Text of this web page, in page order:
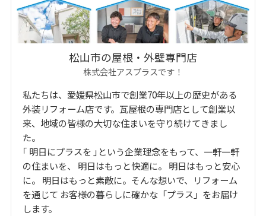
松山市の屋根・外壁専門店
株式会社アスプラスです！
私たちは、愛媛県松山市で創業70年以上の歴史がある
外装リフォーム店です。瓦屋根の専門店として創業以
来、地域の皆様の大切な住まいを守り続けてきまし
た。
｢ 明日にプラスを ｣という企業理念をもって、一軒一軒
の住まいを、 明日はもっと快適に。 明日はもっと安心
に。 明日はもっと素敵に。そんな想いで、リフォーム
を通じて お客様の暮らしに確かな「プラス」をお届け
します。